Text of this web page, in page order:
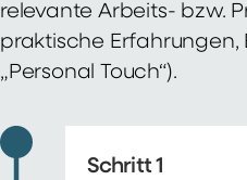
relevante Arbeits- bzw.
praktische Erfahrungen,
„Personal Touch“).
Schritt 1